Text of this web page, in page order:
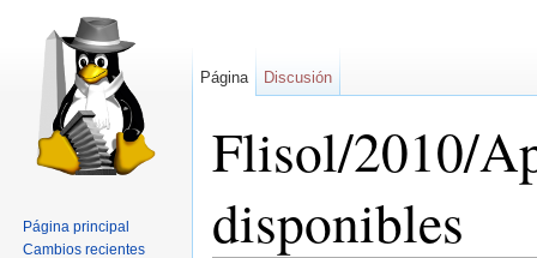
Flisol/2010/
disponibles
Página Discusión
Página principal
Cambios recientes